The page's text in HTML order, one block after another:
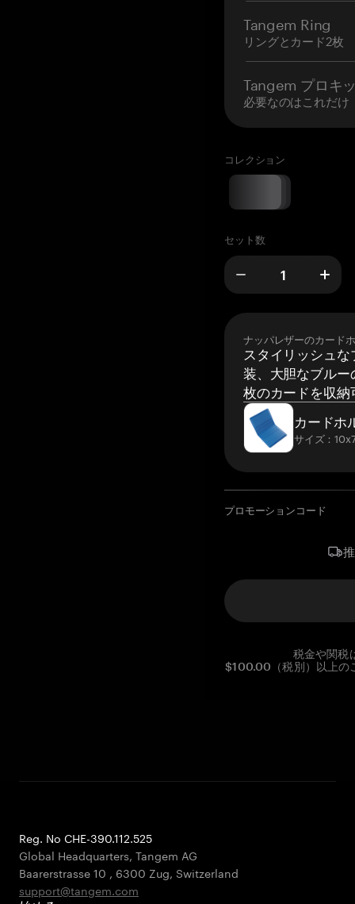
Tangem Ring
リングとカード2枚
Tangem プロキ
必要なのはこれだけ
コレクション
セット数
ナッパレザーのカード
スタイリッシュ
装、大胆なブルー
枚のカードを収納
カードホ
サイズ：
プロモーションコード
税金や関税
$100.00（税別）以上の
Reg. No CHE-390.112.525
Global Headquarters, Tangem AG
Baarerstrasse 10 , 6300 Zug, Switzerland
support@tangem.com